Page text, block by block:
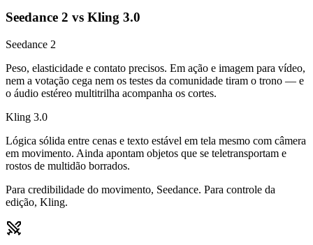
Seedance 2 vs Kling 3.0
Seedance 2
Peso, elasticidade e contato precisos. Em ação e imagem para vídeo,
nem a votação cega nem os testes da comunidade tiram o trono — e
o áudio estéreo multitrilha acompanha os cortes.
Kling 3.0
Lógica sólida entre cenas e texto estável em tela mesmo com câmera
em movimento. Ainda apontam objetos que se teletransportam e
rostos de multidão borrados.
Para credibilidade do movimento, Seedance. Para controle da
edição, Kling.